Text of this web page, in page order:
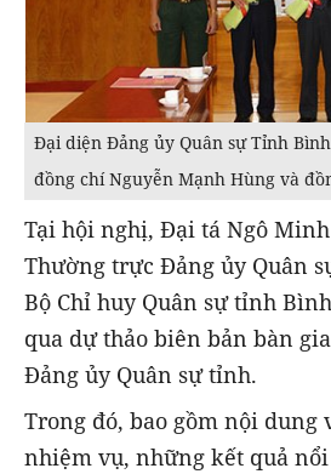
Đại diện Đảng ủy Quân sự Tỉnh
đồng chí Nguyễn Mạnh Hùng và
Tại hội nghị, Đại tá Ngô
Thường trực Đảng ủy Quân
Bộ Chỉ huy Quân sự tỉnh
qua dự thảo biên bản bàn
Đảng ủy Quân sự tỉnh.
Trong đó, bao gồm nội dung
nhiệm vụ, những kết quả